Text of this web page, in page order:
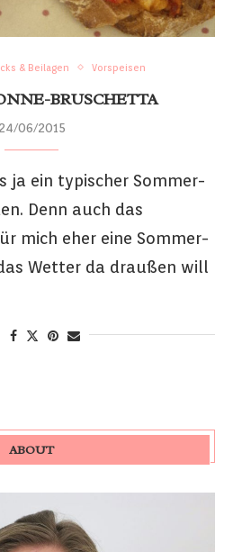
& Beilagen Vorspeisen
BRUSCHETTA
24/06/2015
ja ein typischer Sommer-
Denn auch das
mich eher eine Sommer-
Wetter da draußen will
ABOUT